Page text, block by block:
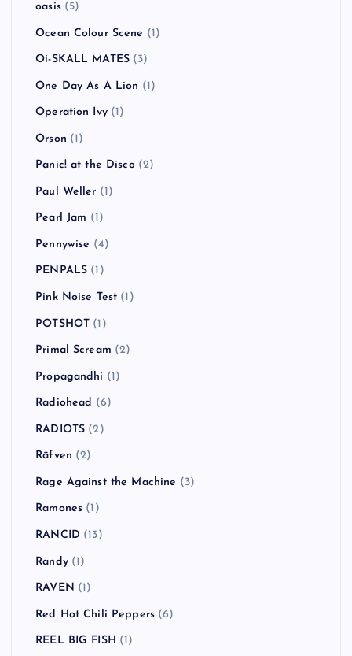
oasis(5)
Ocean Colour Scene (1)
Oi-SKALL MATES (3)
One Day As A Lion (1)
Operation Ivy(1)
Orson (1)
Panic! at the Disco(2)
Paul Weller (1)
Pearl Jam (1)
Pennywise (4)
PENPALS (1)
Pink Noise Test (1)
POTSHOT (1)
Primal Scream (2)
Propagandhi (1)
Radiohead (6)
RADIOTS (2)
Räfven (2)
Rage Against the Machine (3)
Ramones (1)
RANCID (13)
Randy(1)
RAVEN (1)
Red Hot Chili Peppers (6)
REEL BIG FISH (1)